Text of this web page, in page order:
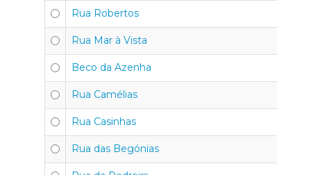
Rua Robertos
Rua Mar à Vista
Beco da Azenha
Rua Camélias
Rua Casinhas
Rua das Begónias